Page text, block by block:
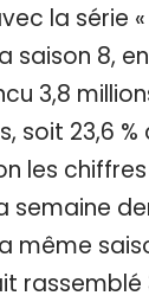
la série «
saison 8,
3,8
soit 23,6
les
semaine
même
rassemblé